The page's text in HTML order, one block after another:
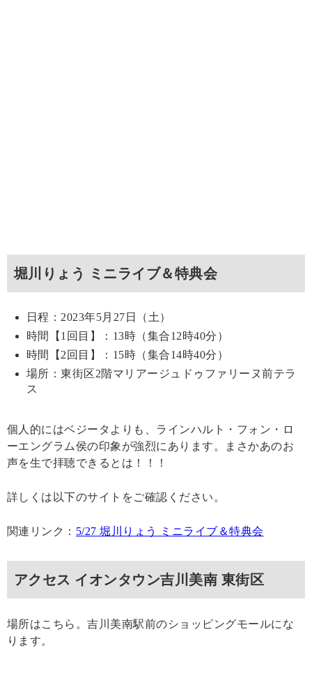
堀川りょう ミニライブ＆特典会
日程：2023年5月27日（土）
時間【1回目】：13時（集合12時40分）
時間【2回目】：15時（集合14時40分）
場所：東街区2階マリアージュドゥファリーヌ前テラ
ス
個人的にはベジータよりも、ラインハルト・フォン・ロ
ーエングラム侯の印象が強烈にあります。まさかあのお
声を生で拝聴できるとは！！！
詳しくは以下のサイトをご確認ください。
関連リンク： 5/27 堀川りょう ミニライブ＆特典会
アクセス イオンタウン吉川美南 東街区
場所はこちら。吉川美南駅前のショッピングモールにな
ります。